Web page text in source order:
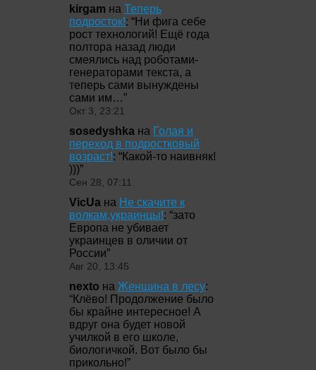
kirgam на Теперь
подросток!: “Ни фига себе
рост технологий! Ещё года
полтора назад люди
смеялись над роботами-
генераторами текста, а
теперь сами вынуждены
сами им…”
Окт 3, 23:21
sosedyshka на Голая и
переход в подростковый
возраст!: “Какой-то наивняк!
)))”
Сен 28, 07:11
VicUa на Не скачите к
волкам,украинцы!: “зато
Европа не убивает
украинцев в оличии от
России”
Авг 20, 13:45
nexto на Женщина в лесу:
“Клёво! Продолжение было
бы крайне интересное! А
вдруг она будет новой
училкой в его школе,
биологичкой. Вот было бы
прикольно!”